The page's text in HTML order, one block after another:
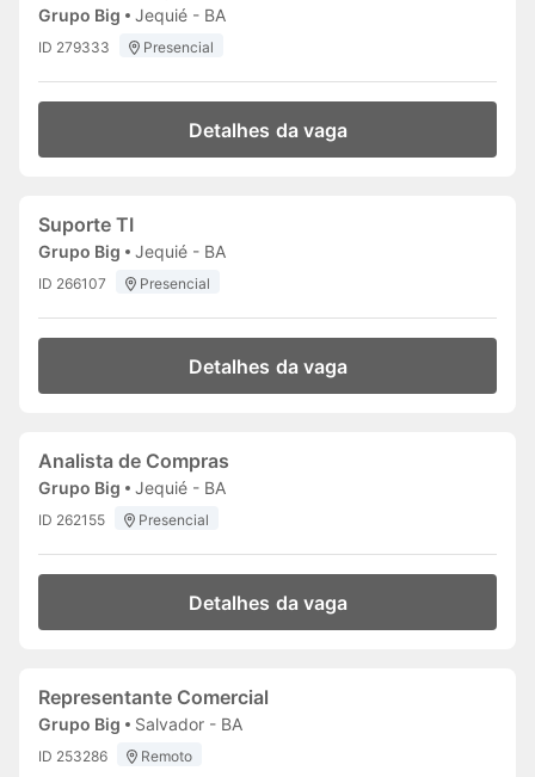
Grupo Big Jequié - BA
ID 279333 Presencial
Detalhes da vaga
Suporte TI
Grupo Big Jequié - BA
ID 266107 Presencial
Detalhes da vaga
Analista de Compras
Grupo Big Jequié - BA
ID 262155 Presencial
Detalhes da vaga
Representante Comercial
Grupo Big Salvador - BA
ID 253286 Remoto